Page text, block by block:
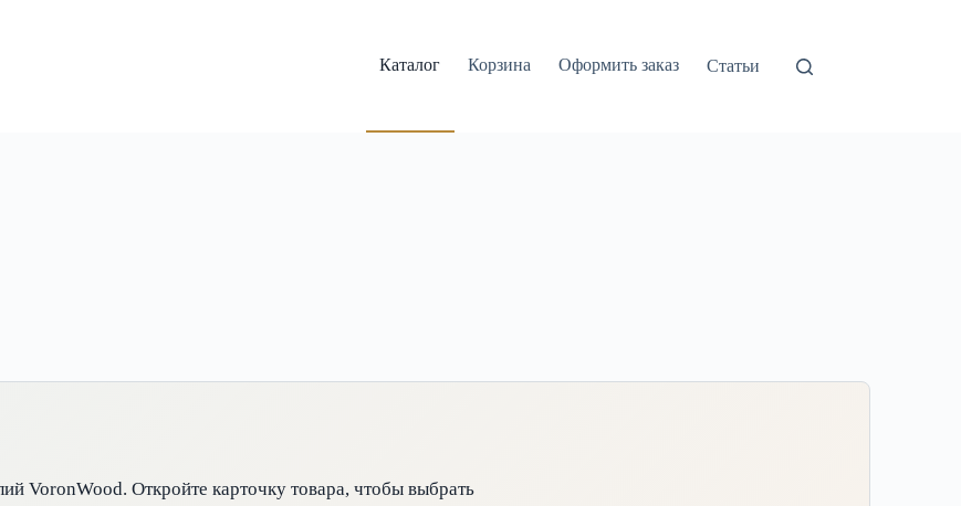
Каталог Корзина Оформить заказ Статьи
VoronWood. Откройте карточку товара, чтобы выбрать